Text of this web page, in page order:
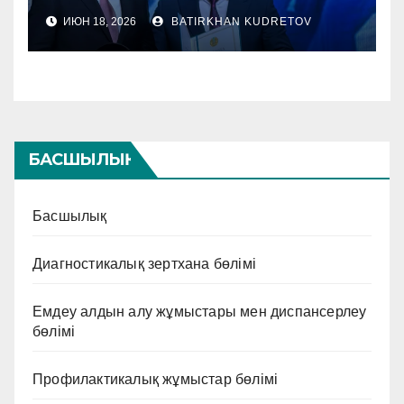
ИЮН 18, 2026 BATIRKHAN KUDRETOV
БАСШЫЛЫҚ
Басшылық
Диагностикалық зертхана бөлімі
Емдеу алдын алу жұмыстары мен диспансерлеу
бөлімі
Профилактикалық жұмыстар бөлімі